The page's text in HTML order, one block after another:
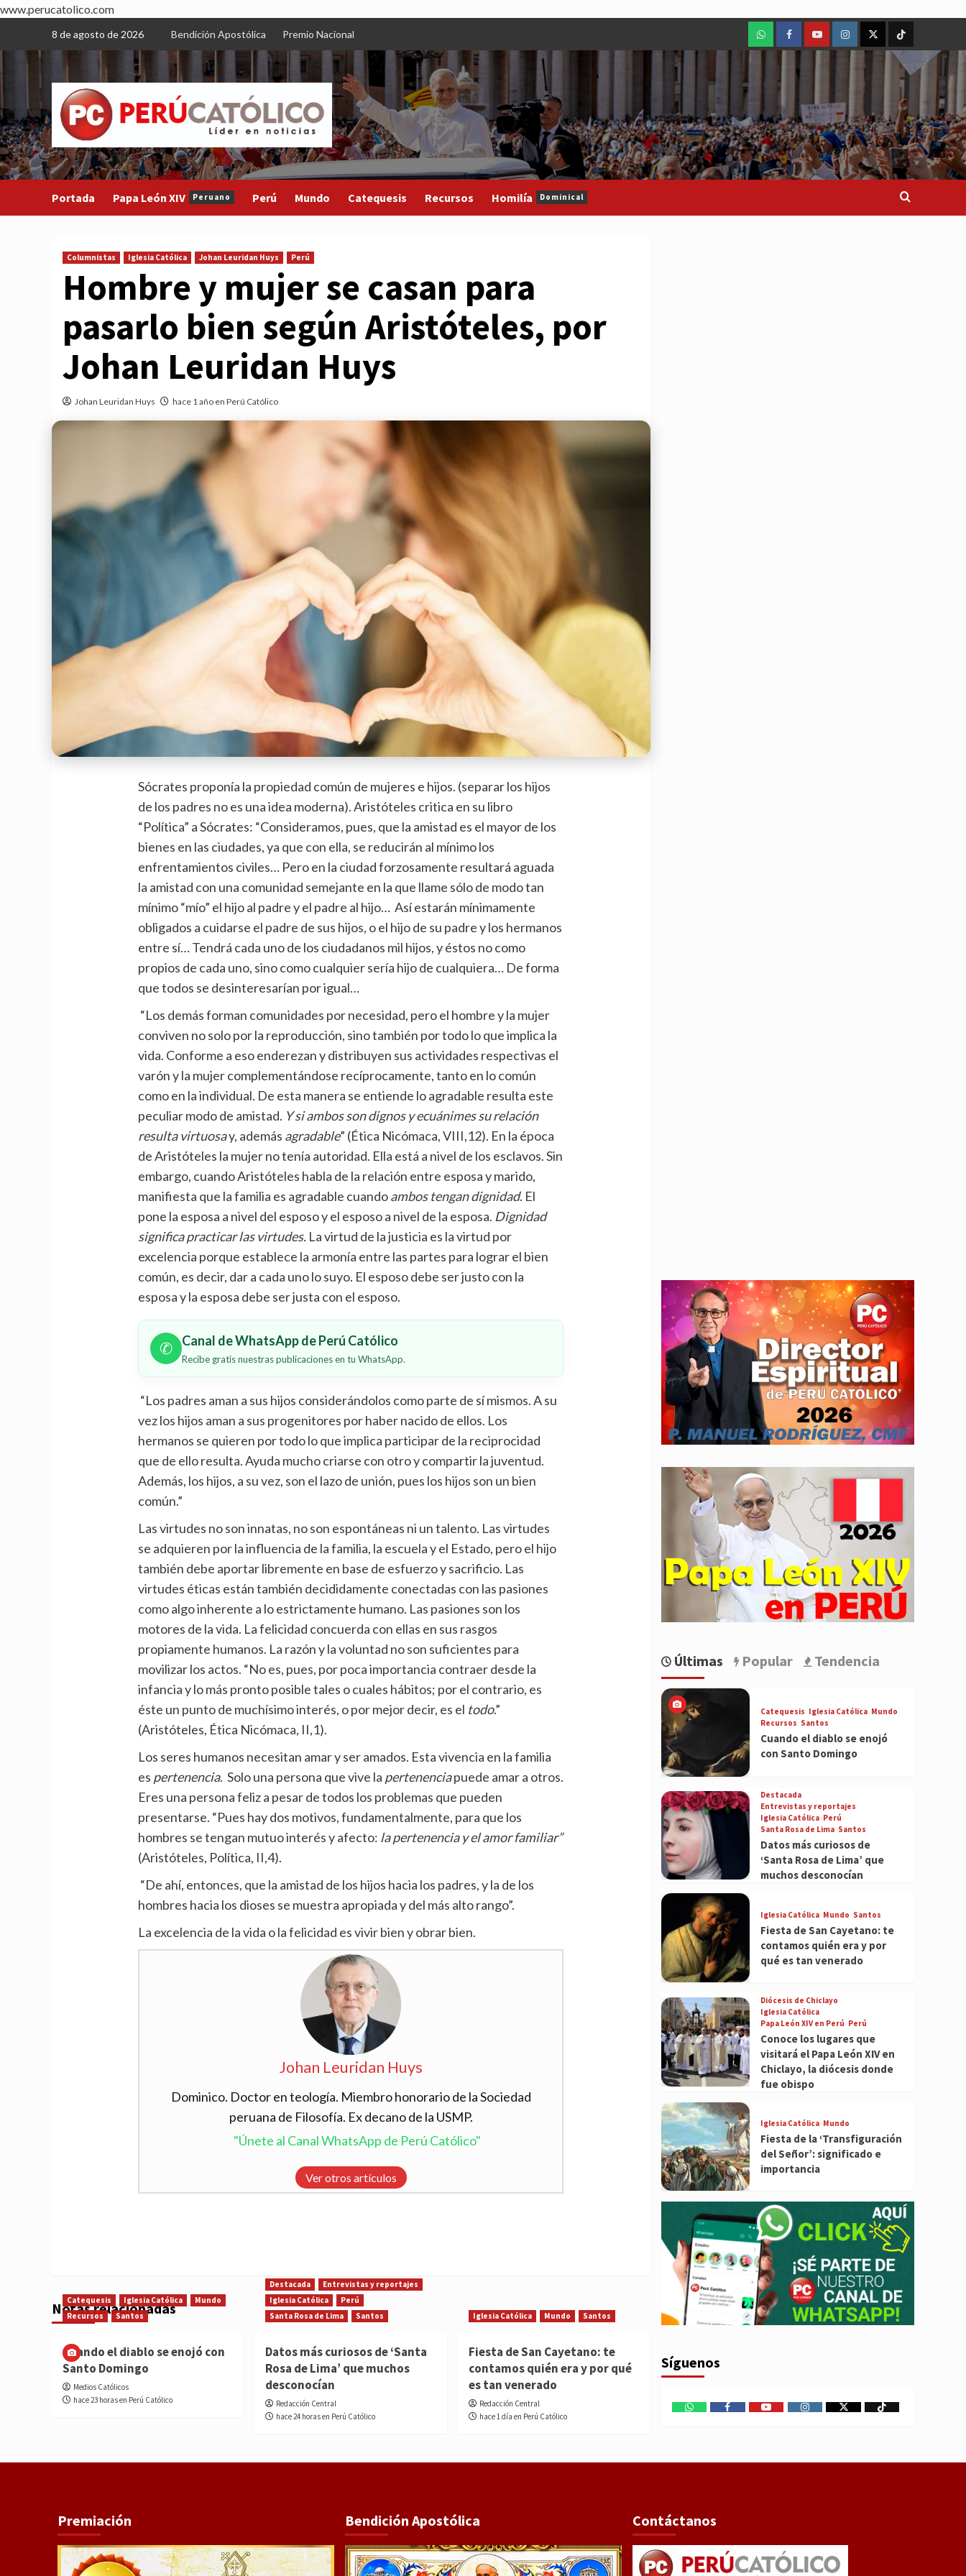
www.perucatolico.com
content
8 de agosto de 2026 Bendición Apostólica Premio Nacional
WhatsAppFacebookYoutubeInstagram
X TikTok
Portada Papa León XIV Peruano Perú Mundo Catequesis Recursos Homilía Dominical
Columnistas Iglesia Católica Johan Leuridan Huys Perú
Hombre y mujer se casan para
pasarlo bien según Aristóteles, por
Johan Leuridan Huys
Johan Leuridan Huys hace 1 año en Perú Católico
Sócrates proponía la propiedad común de mujeres e hijos. (separar los hijos
de los padres no es una idea moderna). Aristóteles critica en su libro
“Política” a Sócrates: “Consideramos, pues, que la amistad es el mayor de los
bienes en las ciudades, ya que con ella, se reducirán al mínimo los
enfrentamientos civiles… Pero en la ciudad forzosamente resultará aguada
la amistad con una comunidad semejante en la que llame sólo de modo tan
mínimo “mío” el hijo al padre y el padre al hijo… Así estarán mínimamente
obligados a cuidarse el padre de sus hijos, o el hijo de su padre y los hermanos
entre sí… Tendrá cada uno de los ciudadanos mil hijos, y éstos no como
propios de cada uno, sino como cualquier sería hijo de cualquiera… De forma
que todos se desinteresarían por igual…
“Los demás forman comunidades por necesidad, pero el hombre y la mujer
conviven no solo por la reproducción, sino también por todo lo que implica la
vida. Conforme a eso enderezan y distribuyen sus actividades respectivas el
varón y la mujer complementándose recíprocamente, tanto en lo común
como en la individual. De esta manera se entiende lo agradable resulta este
peculiar modo de amistad. Y si ambos son dignos y ecuánimes su relación
resulta virtuosay, además agradable” (Ética Nicómaca, VIII,12). En la época
de Aristóteles la mujer no tenía autoridad. Ella está a nivel de los esclavos. Sin
embargo, cuando Aristóteles habla de la relación entre esposa y marido,
manifiesta que la familia es agradable cuandoambos tengan dignidad. El
pone la esposa a nivel del esposo y el esposo a nivel de la esposa. Dignidad
significa practicar las virtudes. La virtud de la justicia es la virtud por
excelencia porque establece la armonía entre las partes para lograr el bien
común, es decir, dar a cada uno lo suyo. El esposo debe ser justo con la
esposa y la esposa debe ser justa con el esposo.
✆ Canal de WhatsApp de Perú Católico
Recibe gratis nuestras publicaciones en tu WhatsApp.
“Los padres aman a sus hijos considerándolos como parte de sí mismos. A su
vez los hijos aman a sus progenitores por haber nacido de ellos. Los
hermanos se quieren por todo lo que implica participar de la reciprocidad
que de ello resulta. Ayuda mucho criarse con otro y compartir la juventud.
Además, los hijos, a su vez, son el lazo de unión, pues los hijos son un bien
común.”
Las virtudes no son innatas, no son espontáneas ni un talento. Las virtudes
se adquieren por la influencia de la familia, la escuela y el Estado, pero el hijo
también debe aportar libremente en base de esfuerzo y sacrificio. Las
virtudes éticas están también decididamente conectadas con las pasiones
como algo inherente a lo estrictamente humano. Las pasiones son los
motores de la vida. La felicidad concuerda con ellas en sus rasgos
propiamente humanos. La razón y la voluntad no son suficientes para
movilizar los actos. “No es, pues, por poca importancia contraer desde la
infancia y lo más pronto posible tales o cuales hábitos; por el contrario, es
éste un punto de muchísimo interés, o por mejor decir, es el todo.”
(Aristóteles, Ética Nicómaca, II,1).
Los seres humanos necesitan amar y ser amados. Esta vivencia en la familia
es pertenencia. Solo una persona que vive la pertenenciapuede amar a otros.
Eres una persona feliz a pesar de todos los problemas que pueden
presentarse. “Pues hay dos motivos, fundamentalmente, para que los
hombres se tengan mutuo interés y afecto: la pertenencia y el amor familiar”
(Aristóteles, Política, II,4).
“De ahí, entonces, que la amistad de los hijos hacia los padres, y la de los
hombres hacia los dioses se muestra apropiada y del más alto rango”.
La excelencia de la vida o la felicidad es vivir bien y obrar bien.
Johan Leuridan Huys
Dominico. Doctor en teología. Miembro honorario de la Sociedad
peruana de Filosofía. Ex decano de la USMP.
"Únete al Canal WhatsApp de Perú Católico"
Ver otros artículos
Notas relacionadas
Catequesis Iglesia Católica
Mundo
Recursos
Santos
Cuando el diablo se enojó con
Santo Domingo
Medios Católicos
hace 23 horas en Perú Católico
Destacada
Entrevistas y reportajes
Iglesia Católica
Perú
Santa Rosa de Lima
Santos
Datos más curiosos de ‘Santa
Rosa de Lima’ que muchos
desconocían
Redacción Central
hace 24 horas en Perú Católico
Iglesia Católica Mundo Santos
Fiesta de San Cayetano: te
contamos quién era y por qué
es tan venerado
Redacción Central
hace 1 día en Perú Católico
Últimas Popular Tendencia
Catequesis Iglesia Católica Mundo
Recursos Santos
Cuando el diablo se enojó
con Santo Domingo
Destacada
Entrevistas y reportajes
Iglesia Católica Perú
Santa Rosa de Lima Santos
Datos más curiosos de
‘Santa Rosa de Lima’ que
muchos desconocían
Iglesia Católica Mundo Santos
Fiesta de San Cayetano: te
contamos quién era y por
qué es tan venerado
Diócesis de Chiclayo
Iglesia Católica
Papa León XIV en Perú Perú
Conoce los lugares que
visitará el Papa León XIV en
Chiclayo, la diócesis donde
fue obispo
Iglesia Católica Mundo
Fiesta de la ‘Transfiguración
del Señor’: significado e
importancia
Síguenos
WhatsAppFacebookYoutubeInstagram
X TikTok
Premiación Bendición Apostólica Contáctanos